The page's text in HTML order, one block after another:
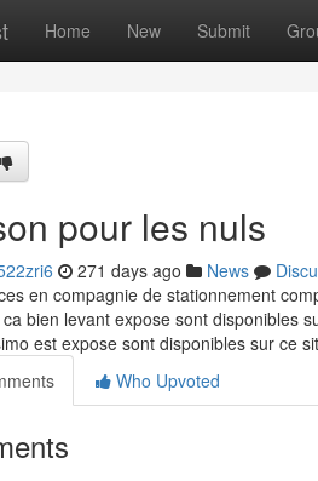
Home New Submit
pour les nuls
271 days ago News
en compagnie de stationnement
bien levant expose sont disponibles
est expose sont disponibles sur ce
Who Upvoted